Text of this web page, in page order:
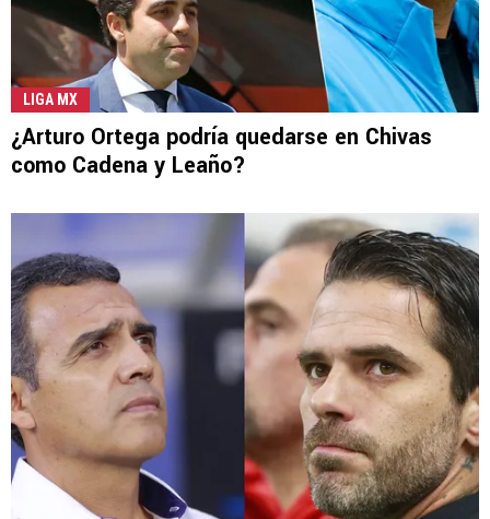
LIGA MX
¿Arturo Ortega podría quedarse en Chivas
como Cadena y Leaño?